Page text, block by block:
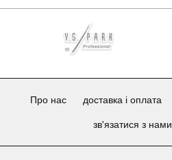
Про нас доставка і оплата
зв'язатися з нами